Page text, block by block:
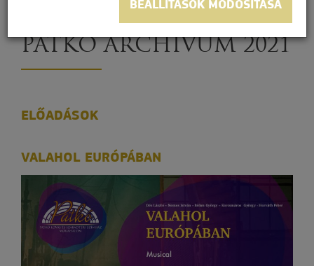
PATKÓ ARCHÍVUM 2021
ELŐADÁSOK
VALAHOL EURÓPÁBAN
BEÁLLÍTÁSOK MÓDOSÍTÁSA